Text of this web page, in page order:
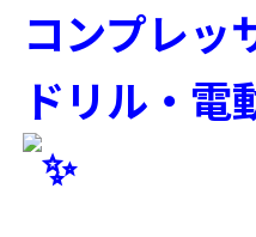
コンプレッ
ドリル・電